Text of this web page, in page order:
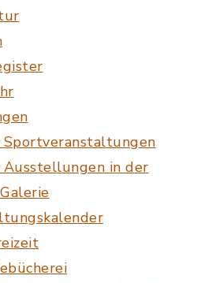
in der